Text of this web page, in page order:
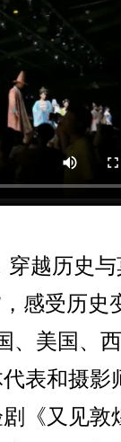
越历史与
感受历史
、美国、
表和摄影
《又见敦